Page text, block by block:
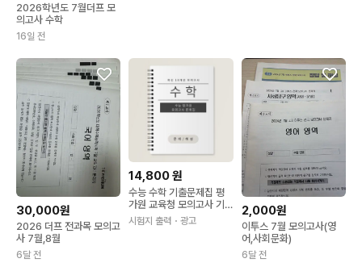
2026학년도 7월더프 모
의고사 수학
16일 전
30,000원
2026 더프 전과목 모의고
사 7월,8월
6달 전
14,800원
수능 수학 기출문제집 평
가원 교육청 모의고사 기
출문제 책 제본
시험지 출력 ・광고
2,000원
이투스 7월 모의고사(영
어,사회문화)
6달 전